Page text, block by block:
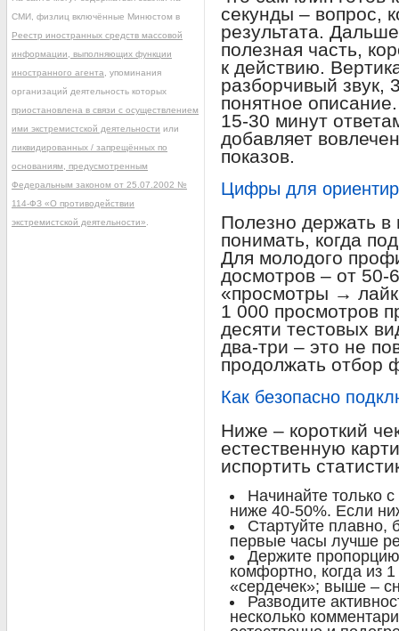
секунды – вопрос,
результата.
полезная часть,
к действию.
разборчивый звук,
понятное
15-30 минут
добавляет
показов.
Цифры для
Полезно держать в
понимать, когда
Для молодого
досмотров – от 50-
«просмотры →
1 000 просмотров
десяти тестовых
два-три – это не
продолжать отбор
Как безопасно
Ниже – короткий
естественную
испортить
Начинайте только
ниже 40-50%. Если
Стартуйте плавно,
первые часы лучше
Держите
комфортно, когда из
«сердечек»; выше –
Разводите
несколько
СМИ, физлиц включённые Минюстом в
Реестр иностранных средств массовой
информации, выполняющих функции
иностранного агента , упоминания
организаций деятельность которых
приостановлена в связи с осуществлением
ими экстремистской деятельности или
ликвидированных / запрещённых по
основаниям, предусмотренным
Федеральным законом от 25.07.2002 №
114-ФЗ «О противодействии
экстремистской деятельности»